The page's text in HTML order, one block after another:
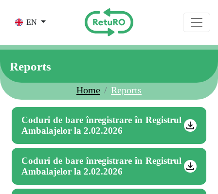
EN
Reports
Home Reports
Coduri de bare înregistrare în Registrul
Ambalajelor la 2.02.2026
Coduri de bare înregistrare în Registrul
Ambalajelor la 2.02.2026